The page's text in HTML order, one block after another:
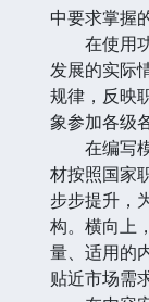
中要求掌握
在使用功
发展的实际
规律，反映
象参加各级
在编写模
材按照国家
步步提升，
构。横向上
量、适用的
贴近市场需求